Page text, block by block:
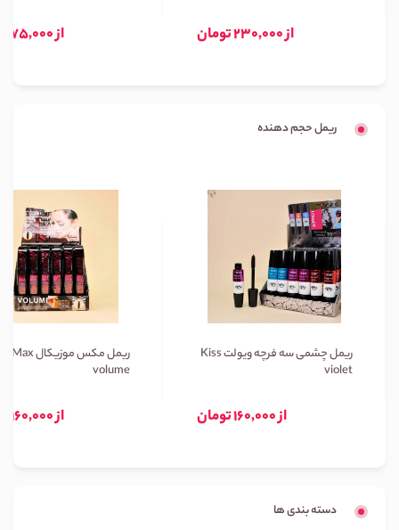
از 230,000 تومان از 75,000 تومان
ریمل حجم دهنده
ریمل چشمی سه فرچه ویولت Kiss
violet
از 160,000 تومان
ریمل مکس موزیکال Max
volume
از 160,000 تومان
دسته بندی ها